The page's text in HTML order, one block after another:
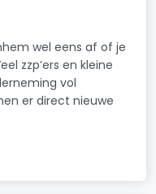
wel eens af of je
zzp’ers en kleine
vol
er direct nieuwe